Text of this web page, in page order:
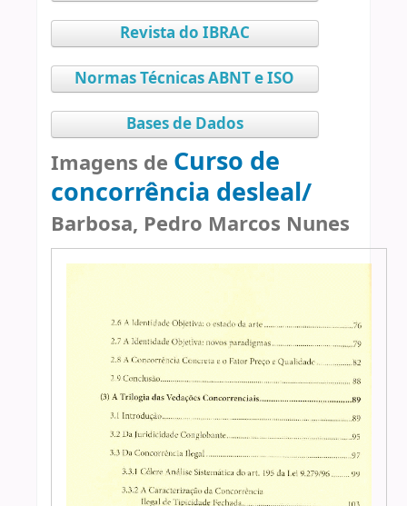
Revista do IBRAC
Normas Técnicas ABNT e ISO
Bases de Dados
Imagens de Curso de
concorrência desleal/
Barbosa, Pedro Marcos Nunes